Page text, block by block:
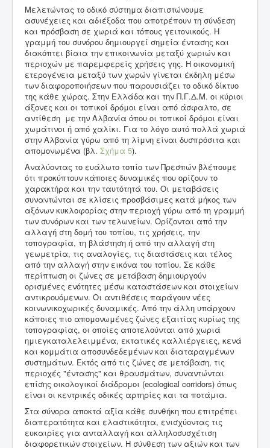
Μελετώντας το οδικό σύστημα διαπιστώνουμε
ασυνέχειες και αδιέξοδα που αποτρέπουν τη σύνδεση
και πρόσβαση σε χωριά και τόπους γειτονικούς. Η
γραμμή του συνόρου δημιουργεί σημεία έντασης και
διακόπτει βίαια την επικοινωνία μεταξύ χωριών και
περιοχών με παρεμφερείς χρήσεις γης. Η οικονομική
ετερογένεια μεταξύ των χωρών γίνεται έκδηλη μέσω
των διαφοροποιήσεων που παρουσιάζει το οδικό δίκτυο
της κάθε χώρας. Στην Ελλάδα και την Π.Γ.Δ.Μ. οι κύριοι
άξονες και οι τοπικοί δρόμοι είναι από άσφαλτο, σε
αντίθεση με την Αλβανία όπου οι τοπικοί δρόμοι είναι
χωμάτινοι ή από χαλίκι. Για το λόγο αυτό πολλά χωριά
στην Αλβανία γύρω από τη λίμνη είναι δυσπρόσιτα και
απομονωμένα (βλ. Σχήμα 5).
Αναλύοντας το ευάλωτο τοπίο των Πρεσπών βλέπουμε
ότι προκύπτουν κάποιες δυναμικές που ορίζουν το
χαρακτήρα και την ταυτότητά του. Οι μεταβάσεις
συναντώνται σε κλίσεις προσβάσιμες κατά μήκος των
αξόνων κυκλοφορίας στην περιοχή γύρω από τη γραμμή
των συνόρων και των τελωνείων. Ορίζονται από την
αλλαγή στη δομή του τοπίου, τις χρήσεις, την
τοπογραφία, τη βλάστηση ή από την αλλαγή στη
γεωμετρία, τις αναλογίες, τις διαστάσεις και τέλος
από την αλλαγή στην εικόνα του τοπίου. Σε κάθε
περίπτωση οι ζώνες σε μετάβαση δημιουργούν
ορισμένες ενότητες μέσω καταστάσεων και στοιχείων
αντικρουόμενων. Οι αντιθέσεις παράγουν νέες
κοινωνικοχωρικές δυναμικές. Από την άλλη υπάρχουν
κάποιες πιο απομονωμένες ζώνες εξαιτίας κυρίως της
τοπογραφίας, οι οποίες αποτελούνται από χωριά
ημιεγκαταλελειμμένα, εκτατικές καλλιέργειες, κενά
και κομμάτια αποσυνδεδεμένων και διαταραγμένων
συστημάτων. Εκτός από τις ζώνες σε μετάβαση, τις
περιοχές "έντασης" και θραυσμάτων, συναντώνται
επίσης οικολογικοί διάδρομοι (ecological corridors) όπως
είναι οι κεντρικές οδικές αρτηρίες και τα ποτάμια.
Στα σύνορα αποκτά αξία κάθε συνθήκη που επιτρέπει
διαπερατότητα και ελαστικότητα, ενισχύοντας τις
ευκαιρίες για ανταλλαγή και αλληλοσυσχέτιση
διαφορετικών στοιχείων. Η σύνθεση των αξιών και των